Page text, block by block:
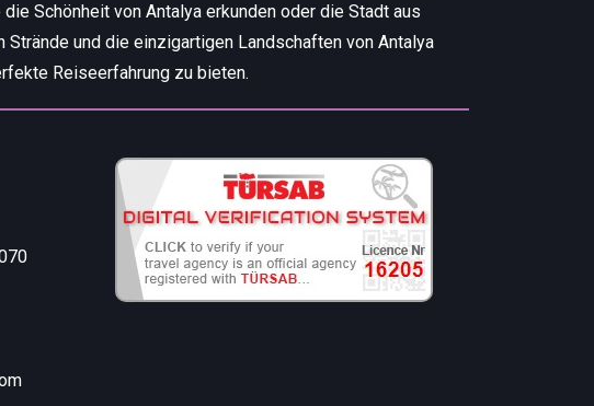
Schönheit von Antalya erkunden oder die Stadt aus
und die einzigartigen Landschaften von Antalya
Reiseerfahrung zu bieten.